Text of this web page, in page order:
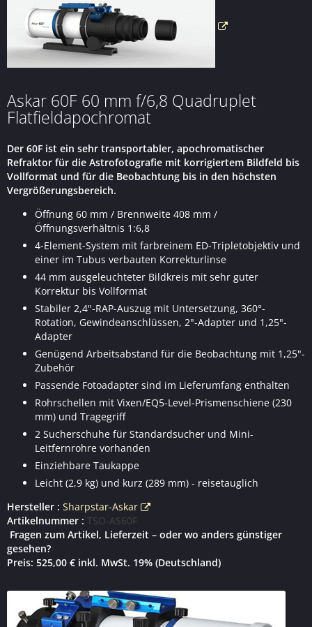
Askar 60F 60 mm f/6,8 Quadruplet
Flatfieldapochromat
Der 60F ist ein sehr transportabler, apochromatischer
Refraktor für die Astrofotografie mit korrigiertem Bildfeld bis
Vollformat und für die Beobachtung bis in den höchsten
Vergrößerungsbereich.
Öffnung 60 mm / Brennweite 408 mm /
Öffnungsverhältnis 1:6,8
4-Element-System mit farbreinem ED-Tripletobjektiv und
einer im Tubus verbauten Korrekturlinse
44 mm ausgeleuchteter Bildkreis mit sehr guter
Korrektur bis Vollformat
Stabiler 2,4"-RAP-Auszug mit Untersetzung, 360°-
Rotation, Gewindeanschlüssen, 2"-Adapter und 1,25"-
Adapter
Genügend Arbeitsabstand für die Beobachtung mit 1,25"-
Zubehör
Passende Fotoadapter sind im Lieferumfang enthalten
Rohrschellen mit Vixen/EQ5-Level-Prismenschiene (230
mm) und Tragegriff
2 Sucherschuhe für Standardsucher und Mini-
Leitfernrohre vorhanden
Einziehbare Taukappe
Leicht (2,9 kg) und kurz (289 mm) - reisetauglich
Hersteller : Sharpstar-Askar
Artikelnummer : TSO-AS60F
Fragen zum Artikel, Lieferzeit – oder wo anders günstiger
gesehen?
Preis: 525,00 € inkl. MwSt. 19% (Deutschland)